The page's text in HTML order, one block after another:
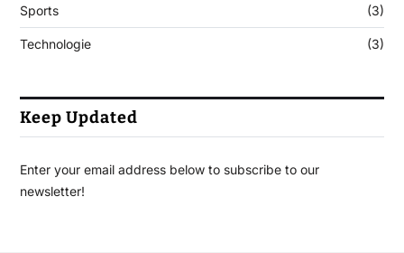
Sports (3)
Technologie (3)
Keep Updated
Enter your email address below to subscribe to our
newsletter!